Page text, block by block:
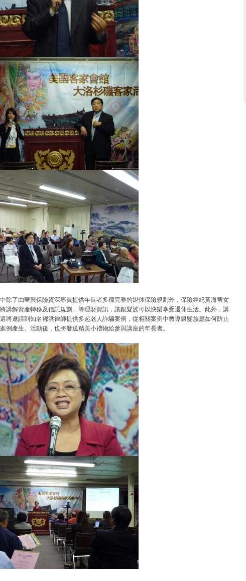
除了由華興保險資深專員提供年長者多種完整的退休保險規劃外，保險經紀黃海蒂女
講解資產轉移及信託規劃…等理財資訊，讓銀髮族可以快樂享受退休生活。此外，講
將邀請到知名鄧洪律師提供多起老人詐騙案例，從相關案例中教導銀髮族應如何防止
例產生。活動後，也將發送精美小禮物給參與講座的年長者。